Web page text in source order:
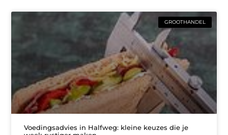
GROOTHANDEL
Voedingsadvies in Halfweg: kleine keuzes die je